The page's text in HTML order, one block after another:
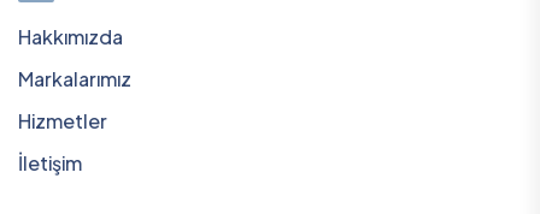
Hakkımızda
Markalarımız
Hizmetler
İletişim